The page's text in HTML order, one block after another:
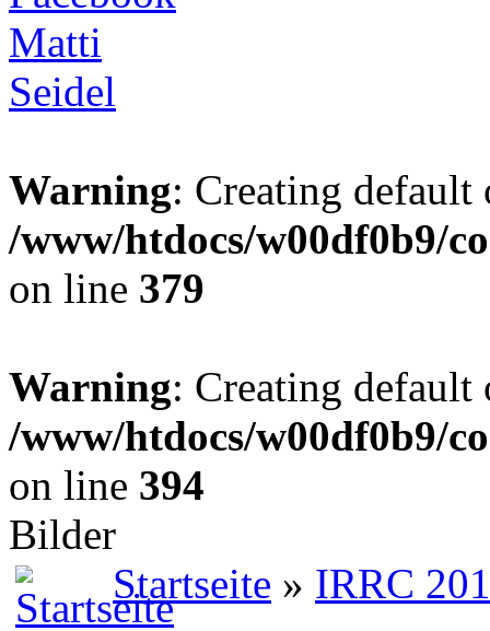
Warning: Creating
/www/htdocs/w00df0b9/
on line 379
Warning: Creating
/www/htdocs/w00df0b9/
on line 394
Bilder
Startseite » IRRC